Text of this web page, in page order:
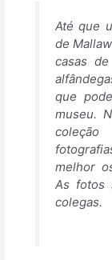
Até que
de
casas
que
museu.
coleção
melhor
As fotos
colegas.